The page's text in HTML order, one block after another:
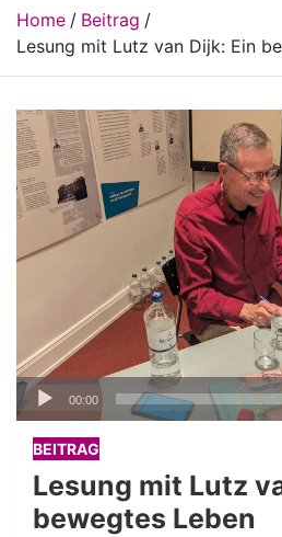
Home
Beitrag
Lesung mit Lutz van Dijk: Ein
Audio-
Player
00:00
BEITRAG
Lesung mit Lutz
bewegtes Leben